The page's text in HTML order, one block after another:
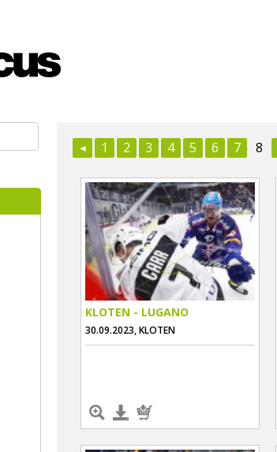
1 2 3 4 5 6 7 8
KLOTEN - LUGANO
30.09.2023, KLOTEN